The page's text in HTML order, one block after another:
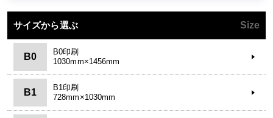
サイズから選ぶ Size
B0
B0印刷
1030mm×1456mm
B1
B1印刷
728mm×1030mm